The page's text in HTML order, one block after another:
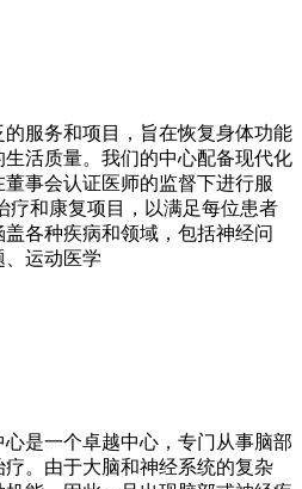
服务和项目，旨在恢复身体功能
活质量。我们的中心配备现代化
事会认证医师的监督下进行服
疗和康复项目，以满足每位患者
各种疾病和领域，包括神经问
运动医学
是一个卓越中心，专门从事脑部
。由于大脑和神经系统的复杂